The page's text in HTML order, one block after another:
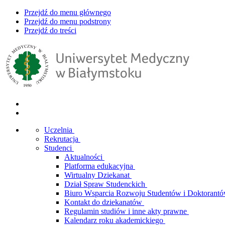
Przejdź do menu głównego
Przejdź do menu podstrony
Przejdź do treści
Uczelnia
Rekrutacja
Studenci
Aktualności
Platforma edukacyjna
Wirtualny Dziekanat
Dział Spraw Studenckich
Biuro Wsparcia Rozwoju Studentów i
Kontakt do dziekanatów
Regulamin studiów i inne akty prawne
Kalendarz roku akademickiego